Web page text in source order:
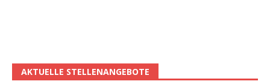
AKTUELLE STELLENANGEBOTE